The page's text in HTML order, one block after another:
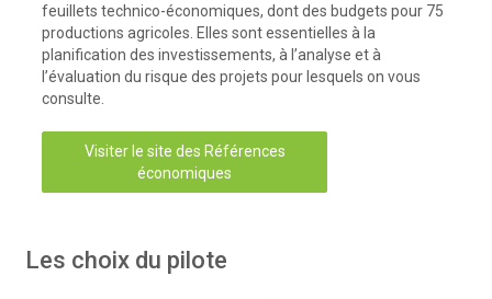
feuillets technico-économiques, dont des budgets pour 75
productions agricoles. Elles sont essentielles à la
planification des investissements, à l’analyse et à
l’évaluation du risque des projets pour lesquels on vous
consulte.
Visiter le site des Références
économiques
Les choix du pilote